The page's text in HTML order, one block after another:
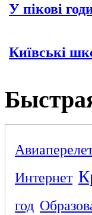
У пікові
Київські
Интернет
год